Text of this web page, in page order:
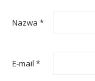
Nazwa *
E-mail *